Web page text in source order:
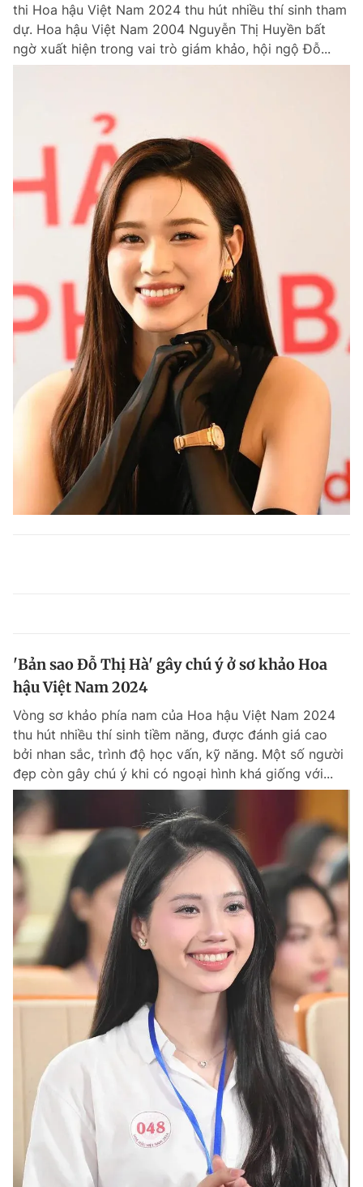
thi Hoa hậu Việt Nam 2024 thu hút nhiều thí sinh tham
dự. Hoa hậu Việt Nam 2004 Nguyễn Thị Huyền bất
ngờ xuất hiện trong vai trò giám khảo, hội ngộ Đỗ...
'Bản sao Đỗ Thị Hà' gây chú ý ở sơ khảo Hoa
hậu Việt Nam 2024
Vòng sơ khảo phía nam của Hoa hậu Việt Nam 2024
thu hút nhiều thí sinh tiềm năng, được đánh giá cao
bởi nhan sắc, trình độ học vấn, kỹ năng. Một số người
đẹp còn gây chú ý khi có ngoại hình khá giống với...